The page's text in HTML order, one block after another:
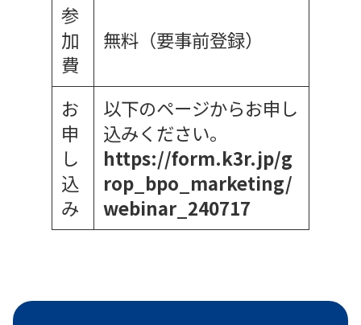
参
加
費
無料（要事前登録）
お
申
し
込
み
以下のページからお申し
込みください。
https://form.k3r.jp/g
rop_bpo_marketing/
webinar_240717